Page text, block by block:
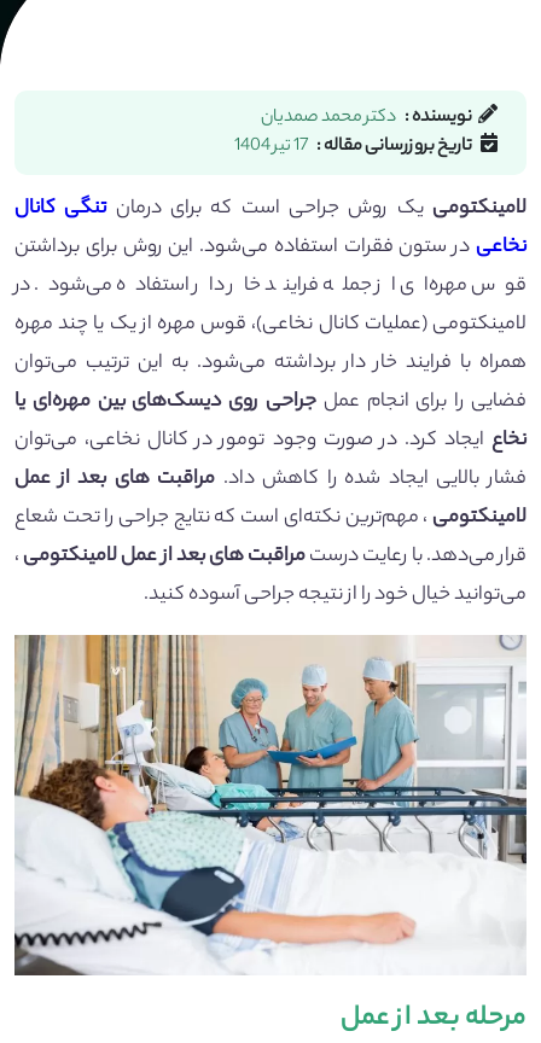
نویسنده : دکتر محمد صمدیان
تاریخ بروزرسانی مقاله : 17 تیر 1404
لامینکتومی یک روش جراحی است که برای درمانتنگی کانال
نخاعی در ستون فقرات استفاده می‌شود. این روش برای برداشتن
قوس مهره‌ای از جمله فرایند خار دار استفاده می‌شود. در
لامینکتومی (عملیات کانال نخاعی)، قوس مهره از یک یا چند مهره
همراه با فرایند خار دار برداشته می‌شود. به‌ این‌ ترتیب می‌توان
فضایی را برای انجام عمل جراحی روی دیسک‌های بین مهره‌ای یا
نخاع ایجاد کرد. در صورت وجود تومور در کانال نخاعی، می‌توان
فشار بالایی ایجاد شده را کاهش داد. مراقبت های بعد از عمل
لامینکتومی ، مهم‌ترین نکته‌ای است که نتایج جراحی را تحت شعاع
قرار می‌دهد. با رعایت درستمراقبت های بعد از عمل لامینکتومی،
می‌توانید خیال خود را از نتیجه جراحی آسوده کنید.
مرحله بعد از عمل